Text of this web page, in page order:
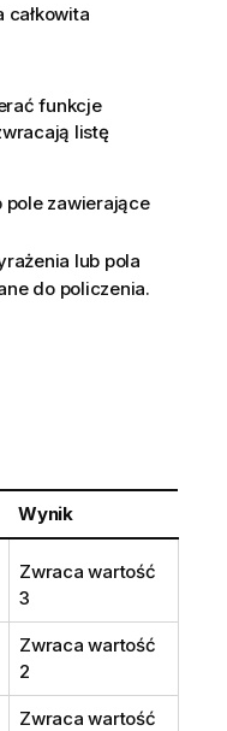
całkowita
funkcje
listę
pole zawierające
lub pola
do policzenia.
Wynik
Zwraca wartość
3
Zwraca wartość
2
Zwraca wartość